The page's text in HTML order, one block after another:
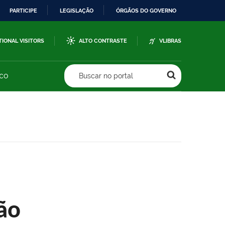
PARTICIPE LEGISLAÇÃO ÓRGÃOS DO GOVERNO
VISITORS ALTO CONTRASTE VLIBRAS
Buscar no portal